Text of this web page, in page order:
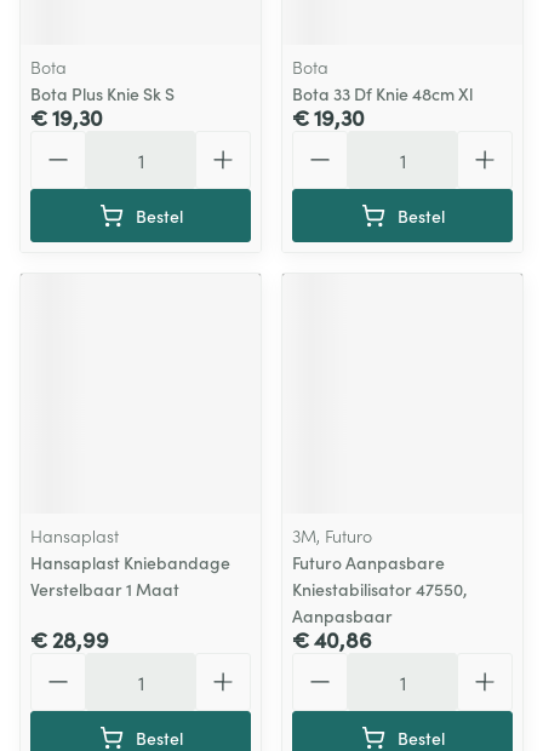
Bota
Bota Plus Knie Sk S
€ 19,30
Bestel
Bota
Bota 33 Df Knie 48cm Xl
€ 19,30
Bestel
Hansaplast
Hansaplast Kniebandage
Verstelbaar 1 Maat
€ 28,99
Bestel
3M, Futuro
Futuro Aanpasbare
Kniestabilisator 47550,
Aanpasbaar
€ 40,86
Bestel